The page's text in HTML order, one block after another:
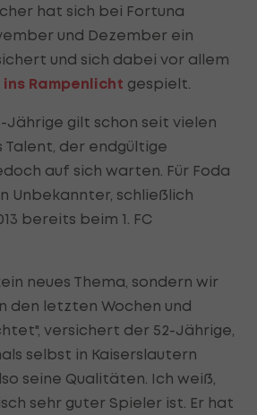
hat sich bei Fortuna
und Dezember ein
und sich dabei vor allem
Rampenlicht gespielt.
Jährige gilt schon seit vielen
Talent, der endgültige
auf sich warten. Für Foda
Unbekannter, schließlich
bereits beim 1. FC
neues Thema, sondern wir
den letzten Wochen und
versichert der 52-Jährige,
selbst in Kaiserslautern
seine Qualitäten. Ich weiß,
sehr guter Spieler ist. Er hat